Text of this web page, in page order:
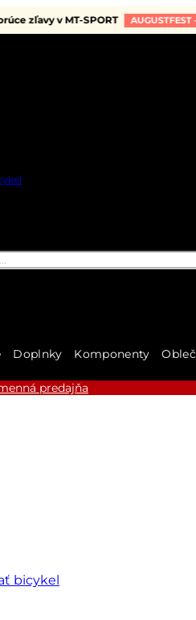
v MT-SPORT AUGUSTFEST -
Doplnky Komponenty
predajňa
bicykel